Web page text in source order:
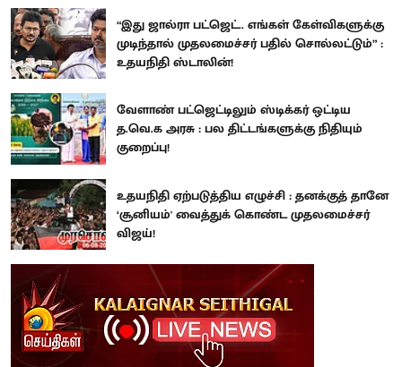
“இது ஜால்ரா பட்ஜெட்.. எங்கள் கேள்விகளுக்கு
முடிந்தால் முதலமைச்சர் பதில் சொல்லட்டும்” :
உதயநிதி ஸ்டாலின்!
வேளாண் பட்ஜெட்டிலும் ஸ்டிக்கர் ஒட்டிய
த.வெ.க அரசு : பல திட்டங்களுக்கு நிதியும்
குறைப்பு!
உதயநிதி ஏற்படுத்திய எழுச்சி : தனக்குத் தானே
‘சூனியம்' வைத்துக் கொண்ட முதலமைச்சர்
விஜய்!